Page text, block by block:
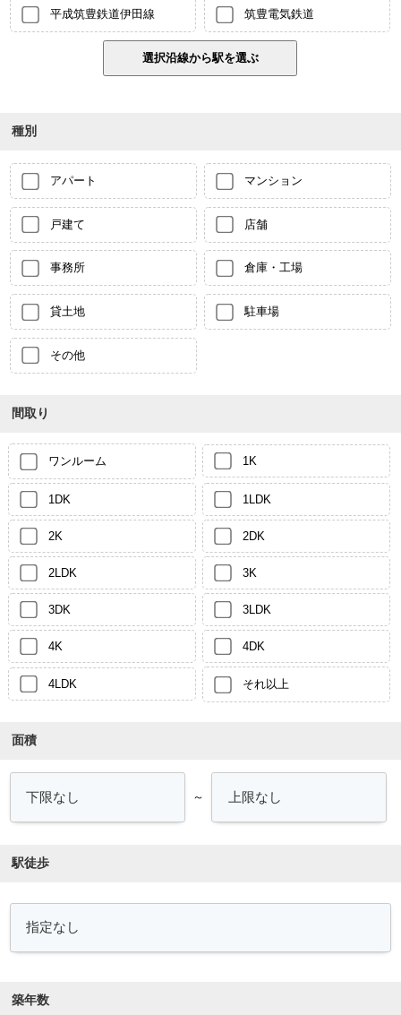
平成筑豊鉄道伊田線 筑豊電気鉄道
種別
アパート マンション
戸建て 店舗
事務所 倉庫・工場
貸土地 駐車場
その他
間取り
ワンルーム 1K
1DK 1LDK
2K 2DK
2LDK 3K
3DK 3LDK
4K 4DK
4LDK それ以上
面積
～
駅徒歩
築年数